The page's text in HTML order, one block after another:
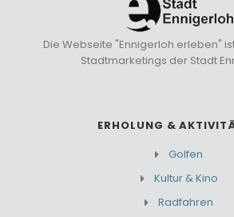
Die Webseite "Ennigerloh erleben"
Stadtmarketings der Stadt
ERHOLUNG &
Golfen
Kultur & Kino
Radfahren